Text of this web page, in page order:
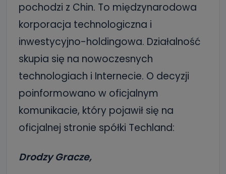
pochodzi z Chin. To międzynarodowa
korporacja technologiczna i
inwestycyjno-holdingowa. Działalność
skupia się na nowoczesnych
technologiach i Internecie. O decyzji
poinformowano w oficjalnym
komunikacie, który pojawił się na
oficjalnej stronie spółki Techland:
Drodzy Gracze,